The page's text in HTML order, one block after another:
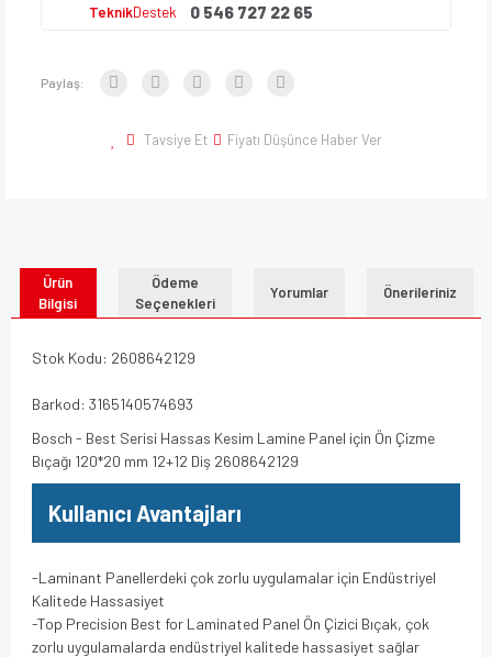
TeknikDestek 0 546 727 22 65
Paylaş:
Tavsiye Et Fiyatı Düşünce Haber Ver
Ürün
Bilgisi
Ödeme
Seçenekleri
Yorumlar Önerileriniz
Stok Kodu: 2608642129
Barkod: 3165140574693
Bosch - Best Serisi Hassas Kesim Lamine Panel için Ön Çizme
Bıçağı 120*20 mm 12+12 Diş 2608642129
Kullanıcı Avantajları
-Laminant Panellerdeki çok zorlu uygulamalar için Endüstriyel
Kalitede Hassasiyet
-Top Precision Best for Laminated Panel Ön Çizici Bıçak, çok
zorlu uygulamalarda endüstriyel kalitede hassasiyet sağlar